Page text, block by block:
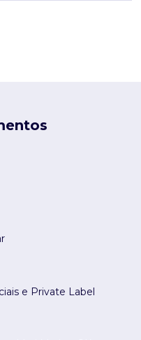
e Private Label